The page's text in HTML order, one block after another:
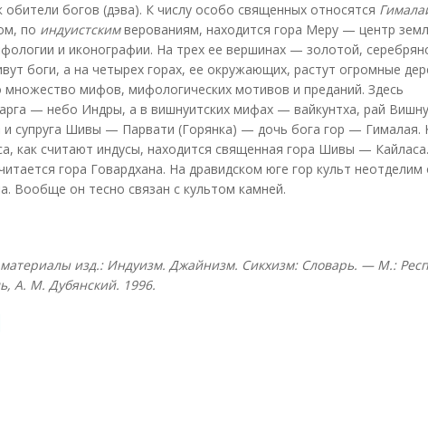
обители богов (дэва). К числу особо священных относятся
по индуистскимверованиям, находится гора Меру — центр
и иконографии. На трех ее вершинах — золотой,
боги, а на четырех горах, ее окружающих, растут огромные
множество мифов, мифологических мотивов и преданий. Здесь
— небо Индры, а в вишнуитских мифах — вайкунтха, рай
и супруга Шивы — Парвати (Горянка) — дочь бога гор — Гималая.
как считают индусы, находится священная гора Шивы —
гора Говардхана. На дравидском юге гор культ неотделим
Вообще он тесно связан с культом камней.
изд.: Индуизм. Джайнизм. Сикхизм: Словарь. — М.:
А. М. Дубянский. 1996.